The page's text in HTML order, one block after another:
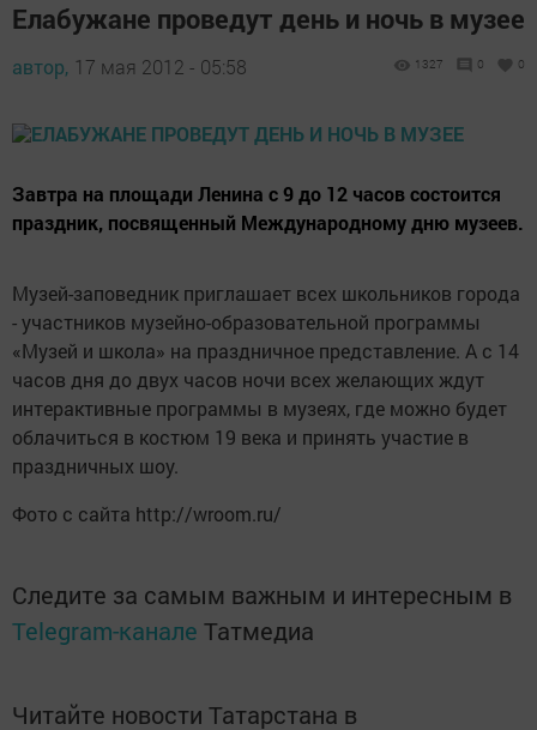
Елабужане проведут день и ночь в музее
автор, 17 мая 2012 - 05:58 1327 0 0
Завтра на площади Ленина с 9 до 12 часов состоится
праздник, посвященный Международному дню музеев.
Музей-заповедник приглашает всех школьников города
- участников музейно-образовательной программы
«Музей и школа» на праздничное представление. А с 14
часов дня до двух часов ночи всех желающих ждут
интерактивные программы в музеях, где можно будет
облачиться в костюм 19 века и принять участие в
праздничных шоу.
Фото с сайта http://wroom.ru/
Следите за самым важным и интересным в
Telegram-канале Татмедиа
Читайте новости Татарстана в